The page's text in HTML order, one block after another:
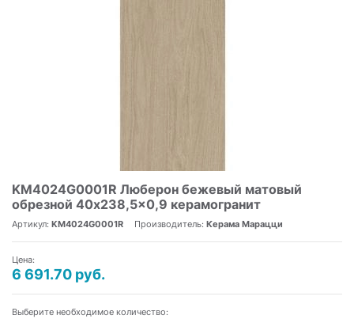
KM4024G0001R Люберон бежевый матовый
обрезной 40x238,5x0,9 керамогранит
Артикул: KM4024G0001R Производитель: Керама Марацци
Цена:
6 691.70 руб.
Выберите необходимое количество: